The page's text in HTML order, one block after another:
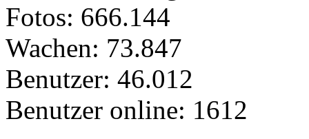
Fotos: 666.144
Wachen: 73.847
Benutzer: 46.012
Benutzer online: 1612